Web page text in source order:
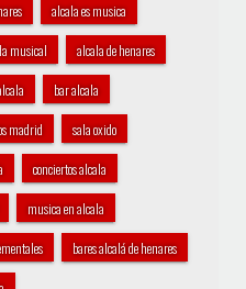
alcala es musica
musical alcala de henares
bar alcala
madrid sala oxido
conciertos alcala
musica en alcala
bares alcalá de henares